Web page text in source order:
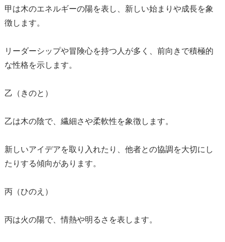
甲は木のエネルギーの陽を表し、新しい始まりや成長を象
徴します。
リーダーシップや冒険心を持つ人が多く、前向きで積極的
な性格を示します。
乙（きのと）
乙は木の陰で、繊細さや柔軟性を象徴します。
新しいアイデアを取り入れたり、他者との協調を大切にし
たりする傾向があります。
丙（ひのえ）
丙は火の陽で、情熱や明るさを表します。